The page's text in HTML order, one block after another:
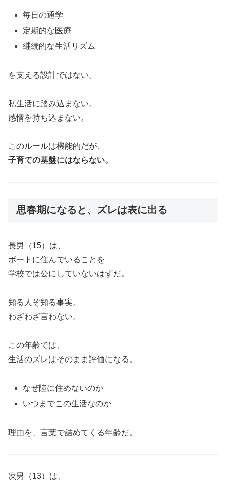
毎日の通学
定期的な医療
継続的な生活リズム
を支える設計ではない。
私生活に踏み込まない。
感情を持ち込まない。
このルールは機能的だが、
子育ての基盤にはならない。
思春期になると、ズレは表に出る
長男（15）は、
ボートに住んでいることを
学校では公にしていないはずだ。
知る人ぞ知る事実。
わざわざ言わない。
この年齢では、
生活のズレはそのまま評価になる。
なぜ陸に住めないのか
いつまでこの生活なのか
理由を、言葉で詰めてくる年齢だ。
次男（13）は、